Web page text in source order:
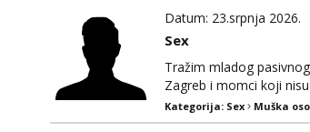
Datum: 23.srpnja 2026.
Sex
Tražim mladog
Zagreb i momci koji
Kategorija: Sex Muška